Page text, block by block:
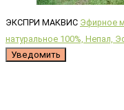
ЭКСПРИ МАКВИС Эфирное
натуральное 100%, Непал,
Уведомить